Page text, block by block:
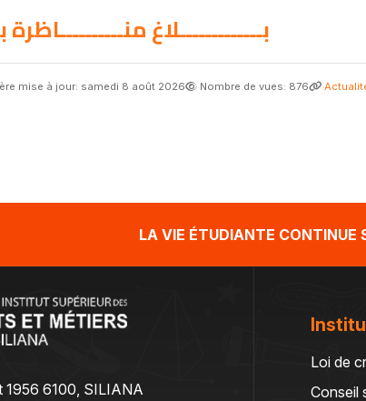
بـــــــــــــلاغ
mise à jour: samedi 8 août 2026 Nombre de vues: 876
LA VIE ÉTUDIANTE CONTINUE
1956 6100, SILIANA
Loi de
Conseil